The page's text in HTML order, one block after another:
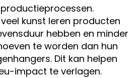
kunst leren producten
hebben en minder
te worden dan hun
Dit kan helpen
impact te verlagen.